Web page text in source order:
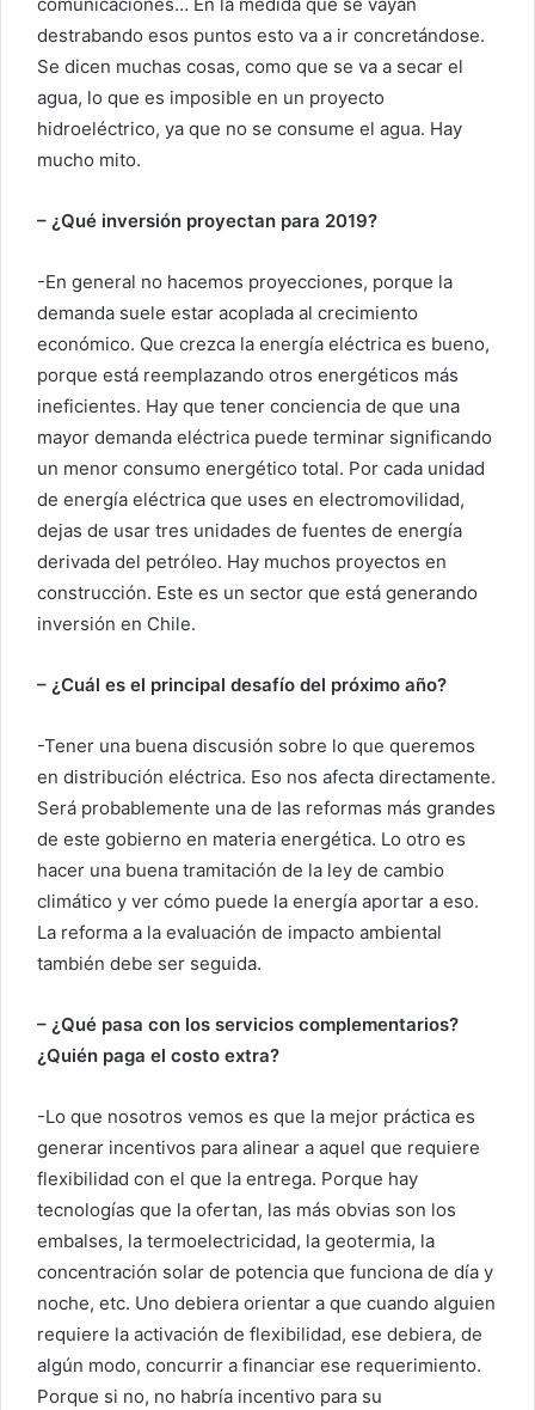
destrabando esos puntos esto va a ir concretándose.
Se dicen muchas cosas, como que se va a secar el
agua, lo que es imposible en un proyecto
hidroeléctrico, ya que no se consume el agua. Hay
mucho mito.
– ¿Qué inversión proyectan para 2019?
-En general no hacemos proyecciones, porque la
demanda suele estar acoplada al crecimiento
económico. Que crezca la energía eléctrica es bueno,
porque está reemplazando otros energéticos más
ineficientes. Hay que tener conciencia de que una
mayor demanda eléctrica puede terminar significando
un menor consumo energético total. Por cada unidad
de energía eléctrica que uses en electromovilidad,
dejas de usar tres unidades de fuentes de energía
derivada del petróleo. Hay muchos proyectos en
construcción. Este es un sector que está generando
inversión en Chile.
– ¿Cuál es el principal desafío del próximo año?
-Tener una buena discusión sobre lo que queremos
en distribución eléctrica. Eso nos afecta directamente.
Será probablemente una de las reformas más grandes
de este gobierno en materia energética. Lo otro es
hacer una buena tramitación de la ley de cambio
climático y ver cómo puede la energía aportar a eso.
La reforma a la evaluación de impacto ambiental
también debe ser seguida.
– ¿Qué pasa con los servicios complementarios?
¿Quién paga el costo extra?
-Lo que nosotros vemos es que la mejor práctica es
generar incentivos para alinear a aquel que requiere
flexibilidad con el que la entrega. Porque hay
tecnologías que la ofertan, las más obvias son los
embalses, la termoelectricidad, la geotermia, la
concentración solar de potencia que funciona de día y
noche, etc. Uno debiera orientar a que cuando alguien
requiere la activación de flexibilidad, ese debiera, de
algún modo, concurrir a financiar ese requerimiento.
Porque si no, no habría incentivo para su